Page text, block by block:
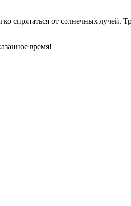
спрятаться от солнечных лучей.
время!